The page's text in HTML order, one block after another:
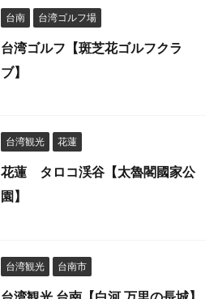
台南 台湾ゴルフ場
台湾ゴルフ【斑芝花ゴルフクラ
ブ】
台湾観光 花蓮
花蓮 タロコ渓谷【太魯閣國家公
園】
台湾観光 台南市